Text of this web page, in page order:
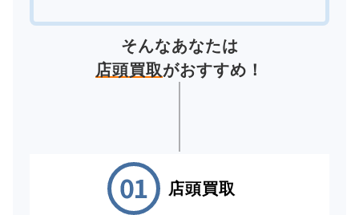
そんなあなたは
店頭買取がおすすめ！
店頭買取